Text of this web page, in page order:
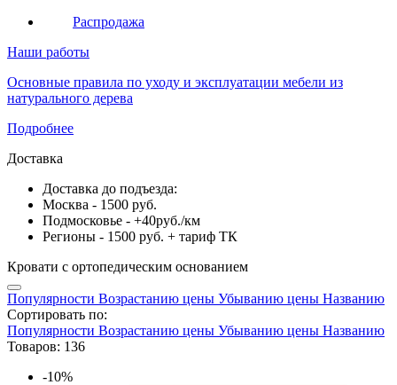
Распродажа
Наши работы
Основные правила по уходу и эксплуатации мебели из
натурального дерева
Подробнее
Доставка
Доставка до подъезда:
Москва - 1500 руб.
Подмосковье - +40руб./км
Регионы - 1500 руб. + тариф ТК
Кровати с ортопедическим основанием
Популярности Возрастанию цены Убыванию цены Названию
Сортировать по:
Популярности Возрастанию цены Убыванию цены Названию
Товаров: 136
-10%